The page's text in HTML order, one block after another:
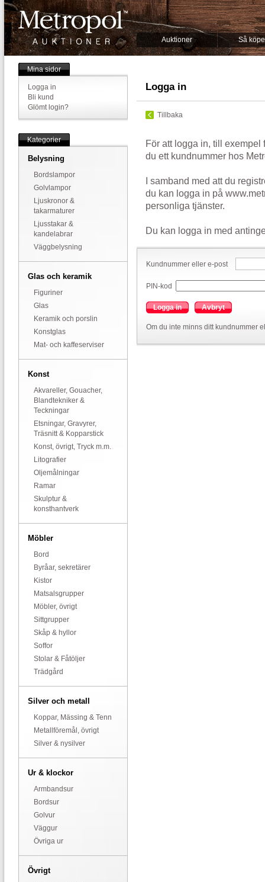
Auktioner Så
Mina sidor
Logga in
Bli kund
Glömt login?
Kategorier
Belysning
Bordslampor
Golvlampor
Ljuskronor &
takarmaturer
Ljusstakar &
kandelabrar
Väggbelysning
Glas och keramik
Figuriner
Glas
Keramik och porslin
Konstglas
Mat- och kaffeserviser
Konst
Akvareller, Gouacher,
Blandtekniker &
Teckningar
Etsningar, Gravyrer,
Träsnitt & Kopparstick
Konst, övrigt, Tryck m.m.
Litografier
Oljemålningar
Ramar
Skulptur &
konsthantverk
Möbler
Bord
Byråar, sekretärer
Kistor
Matsalsgrupper
Möbler, övrigt
Sittgrupper
Skåp & hyllor
Soffor
Stolar & Fåtöljer
Trädgård
Silver och metall
Koppar, Mässing & Tenn
Metallföremål, övrigt
Silver & nysilver
Ur & klockor
Armbandsur
Bordsur
Golvur
Väggur
Övriga ur
Övrigt
Logga in
Tillbaka
För att logga in, till exempel
du ett kundnummer hos
I samband med att du
du kan logga in på
personliga tjänster.
Du kan logga in med
Kundnummer eller e-post
PIN-kod
Logga in Avbryt
Om du inte minns ditt kundnummer